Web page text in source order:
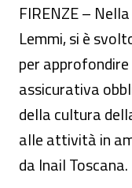
FIRENZE –
Lemmi, si è
per
assicurativa
della cultura
alle attività in
da Inail Toscana.